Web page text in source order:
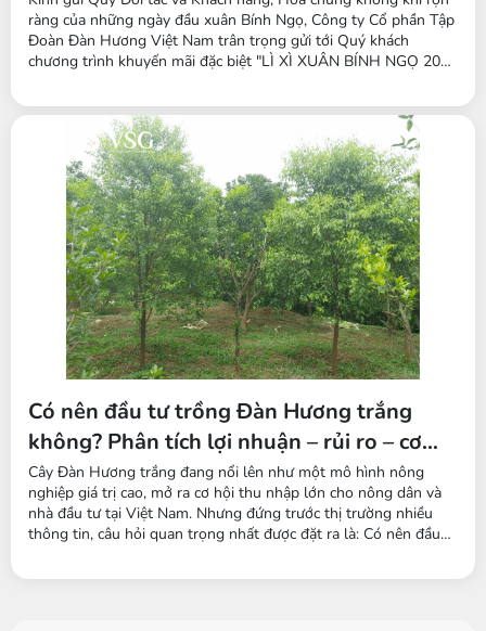
ràng của những ngày đầu xuân Bính Ngọ, Công ty Cổ phần Tập
Đoàn Đàn Hương Việt Nam trân trọng gửi tới Quý khách
chương trình khuyến mãi đặc biệt "LÌ XÌ XUÂN BÍNH NGỌ 2026
triển khai các dự án trồng cây kinh tế với chi phí tối ưu và chính
Có nên đầu tư trồng Đàn Hương trắng
không? Phân tích lợi nhuận – rủi ro – cơ
hội cho nhà đầu tư 2025
Cây Đàn Hương trắng đang nổi lên như một mô hình nông
nghiệp giá trị cao, mở ra cơ hội thu nhập lớn cho nông dân và
nhà đầu tư tại Việt Nam. Nhưng đứng trước thị trường nhiều
thông tin, câu hỏi quan trọng nhất được đặt ra là: Có nên đầu
hạn đòi hỏi sự cân nhắc kỹ lưỡng về hiệu quả kinh tế, thời gian